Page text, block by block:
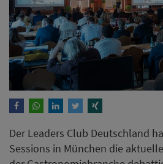
Der Leaders Club Deutschland
Sessions in München die